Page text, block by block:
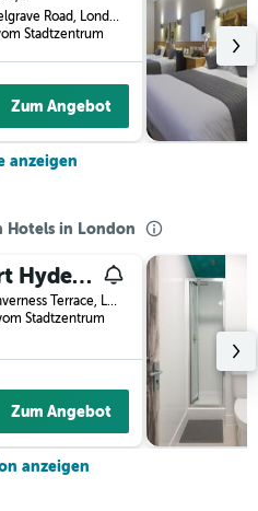
19-21 Belgrave Road, London, Großbritannien
Stadtzentrum
Zum Angebot
anzeigen
Hotels in London
Smart Hyde Park Inn
48-50 Inverness Terrace, London, Großbritannien
Stadtzentrum
Zum Angebot
anzeigen